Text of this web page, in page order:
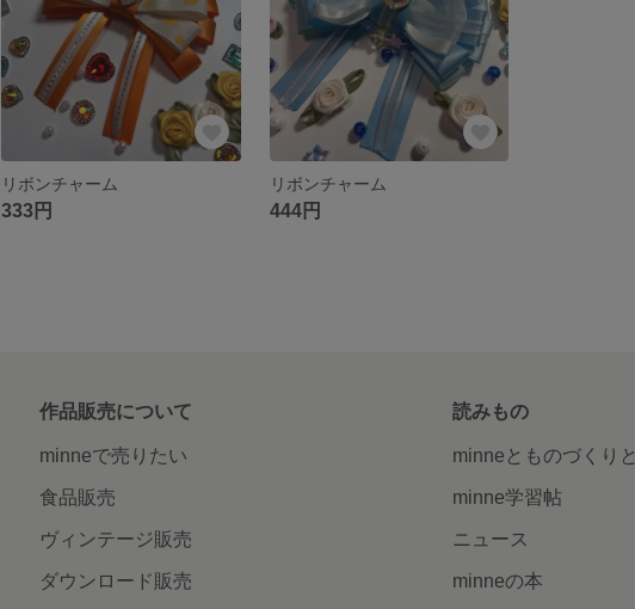
リボンチャーム
333円
リボンチャーム
444円
作品販売について
minneで売りたい
食品販売
ヴィンテージ販売
ダウンロード販売
読みもの
minneとものづくりと
minne学習帖
ニュース
minneの本